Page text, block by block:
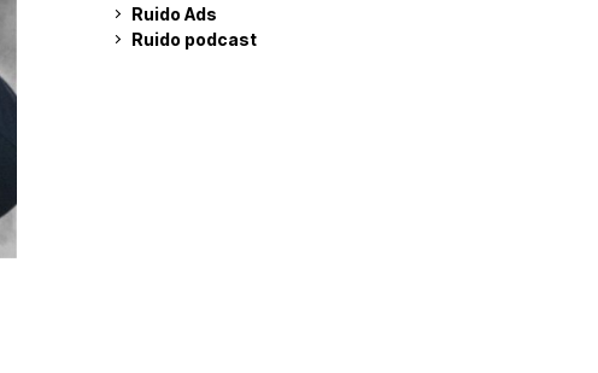
Ruido Ads
Ruido podcast